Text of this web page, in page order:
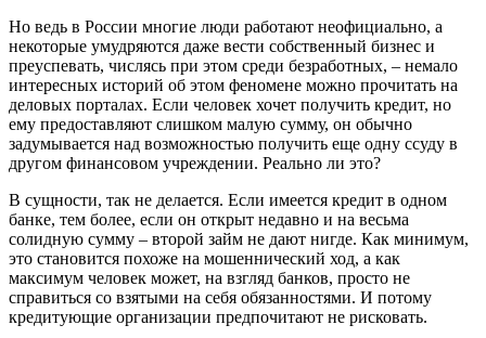
Но ведь в России многие люди работают неофициально, а
некоторые умудряются даже вести собственный бизнес и
преуспевать, числясь при этом среди безработных, – немало
интересных историй об этом феномене можно прочитать на
деловых порталах. Если человек хочет получить кредит, но
ему предоставляют слишком малую сумму, он обычно
задумывается над возможностью получить еще одну ссуду в
другом финансовом учреждении. Реально ли это?
В сущности, так не делается. Если имеется кредит в одном
банке, тем более, если он открыт недавно и на весьма
солидную сумму – второй займ не дают нигде. Как минимум,
это становится похоже на мошеннический ход, а как
максимум человек может, на взгляд банков, просто не
справиться со взятыми на себя обязанностями. И потому
кредитующие организации предпочитают не рисковать.